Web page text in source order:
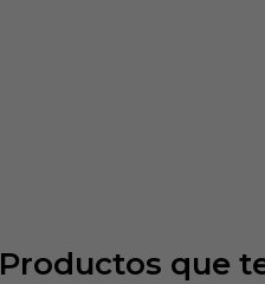
Productos que